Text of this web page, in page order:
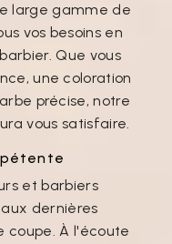
large gamme de
vos besoins en
Que vous
une coloration
précise, notre
vous satisfaire.
et barbiers
dernières
coupe. À l'écoute